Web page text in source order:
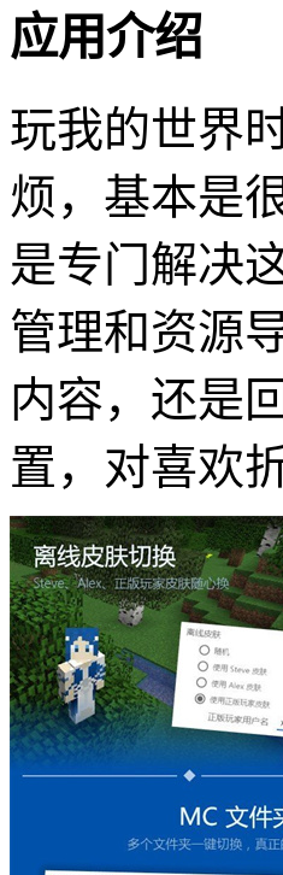
应用介绍
玩我的世界
烦，基本是
是专门解决
管理和资源
内容，还是
置，对喜欢